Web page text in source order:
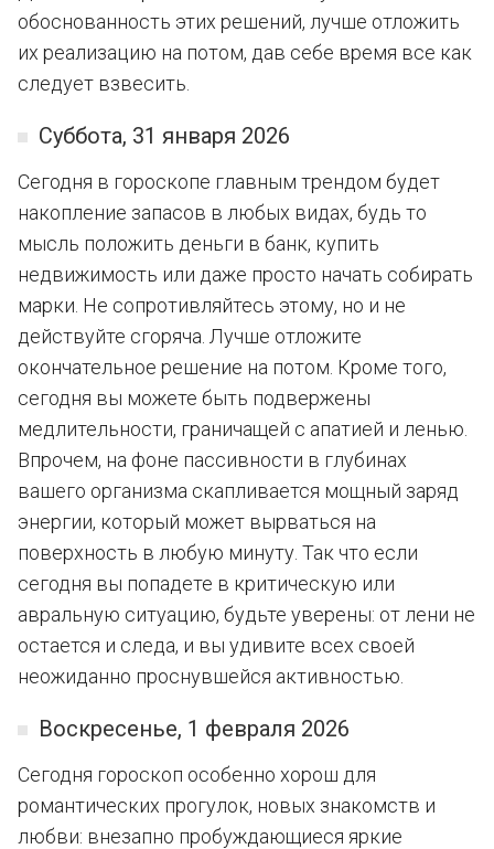
обоснованность этих решений, лучше отложить
их реализацию на потом, дав себе время все как
следует взвесить.
Суббота, 31 января 2026
Сегодня в гороскопе главным трендом будет
накопление запасов в любых видах, будь то
мысль положить деньги в банк, купить
недвижимость или даже просто начать собирать
марки. Не сопротивляйтесь этому, но и не
действуйте сгоряча. Лучше отложите
окончательное решение на потом. Кроме того,
сегодня вы можете быть подвержены
медлительности, граничащей с апатией и ленью.
Впрочем, на фоне пассивности в глубинах
вашего организма скапливается мощный заряд
энергии, который может вырваться на
поверхность в любую минуту. Так что если
сегодня вы попадете в критическую или
авральную ситуацию, будьте уверены: от лени не
остается и следа, и вы удивите всех своей
неожиданно проснувшейся активностью.
Воскресенье, 1 февраля 2026
Сегодня гороскоп особенно хорош для
романтических прогулок, новых знакомств и
любви: внезапно пробуждающиеся яркие